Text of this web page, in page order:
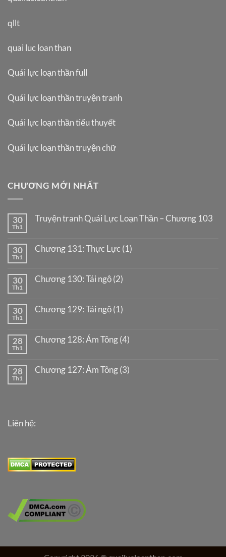
qllt
quai luc loan than
Quái lực loạn thần full
Quái lực loạn thần truyện tranh
Quái lực loạn thần tiểu thuyết
Quái lực loạn thần truyện chữ
CHƯƠNG MỚI NHẤT
30
Th1
Truyện tranh Quái Lực Loạn Thần – Chương 103
30
Th1
Chương 131: Thực Lực (1)
30
Th1
Chương 130: Tái ngộ (2)
30
Th1
Chương 129: Tái ngộ (1)
28
Th1
Chương 128: Ám Tông (4)
28
Th1
Chương 127: Ám Tông (3)
Liên hệ: